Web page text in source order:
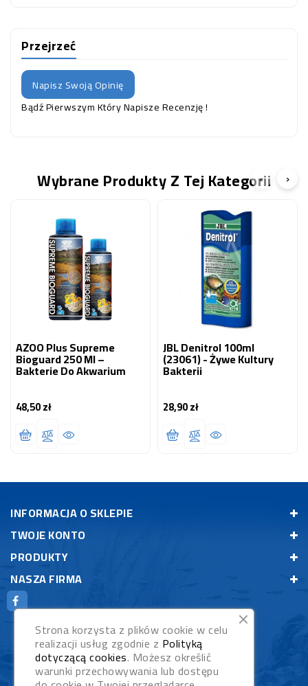
Przejrzeć
Napisz Swoją Opinię
Bądź Pierwszym Który Napisze Recenzję !
Wybrane Produkty Z Tej Kategorii
AZOO Plus Supreme
Bioguard 250 Ml –
Bakterie Do Akwarium
48,50 złCena
JBL Denitrol 100ml
(23061) - Żywe Kultury
Bakterii
28,90 złCena
‹ ›
INFORMACJA O SKLEPIE
TWOJE KONTO
PRODUKTY
NASZA FIRMA
Strona korzysta z plików cookie w celu
realizacji usług zgodnie z Polityką
dotyczącą cookies. Możesz określić
warunki przechowywania lub dostępu